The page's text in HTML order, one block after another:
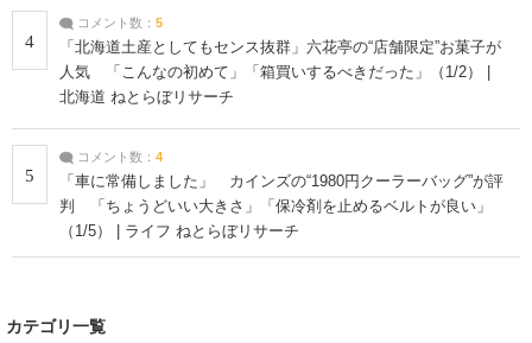
4
コメント数： 5
「北海道土産としてもセンス抜群」六花亭の“店舗限定”お菓子が
人気 「こんなの初めて」「箱買いするべきだった」（1/2） |
北海道 ねとらぼリサーチ
5
コメント数： 4
「車に常備しました」 カインズの“1980円クーラーバッグ”が評
判 「ちょうどいい大きさ」「保冷剤を止めるベルトが良い」
（1/5） | ライフ ねとらぼリサーチ
カテゴリ一覧